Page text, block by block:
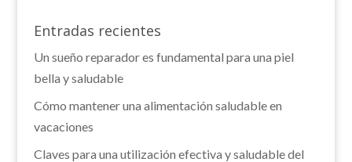
Entradas recientes
Un sueño reparador es fundamental para una piel
bella y saludable
Cómo mantener una alimentación saludable en
vacaciones
Claves para una utilización efectiva y saludable del